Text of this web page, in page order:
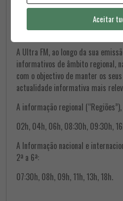
A Ultra FM, ao longo da sua
informativos de âmbito regional,
com o objectivo de manter os
actualidade informativa mais
A informação regional
02h, 04h, 06h, 08:30h, 09:30h,
A Informação nacional e
2ª a 6ª:
07:30h, 08h, 09h, 11h, 13h, 18h.
Aceitar